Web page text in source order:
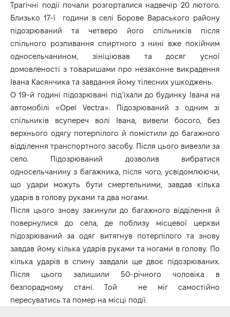
Трагічні події почали розгорталися надвечір 20 лютого.
Близько 17-ї години в селі Борове Вараського району
підозрюваний та четверо його спільників після
спільного розпивання спиртного з нині вже покійним
односельчанином, зініціював та досяг усної
домовленості з товаришами про незаконне викрадення
Івана Касянчика та завдання йому тілесних ушкоджень.
О 19-й годині підозрювані під’їхали до будинку Івана на
автомобілі «Opel Vectra». Підозрюваний з одним зі
спільників всупереч волі Івана, вивели босого, без
верхнього одягу потерпілого й помістили до багажного
відділення транспортного засобу. Після цього вивезли за
село. Підозрюваний дозволив вибратися
односельчанину з багажника, після чого, усвідомлюючи,
що удари можуть бути смертельними, завдав кілька
ударів в голову руками та два ногами.
Після цього знову закинули до багажного відділення й
повернулися до села, де поблизу місцевої церкви
підозрюваний за одяг витягнув потерпілого та знову
завдав йому кілька ударів руками та ногами в голову. По
кілька ударів в спину завдали ще двоє підозрюваних.
Після цього залишили 50-річного чоловіка в
безпорадному стані. Той не міг самостійно
пересуватись та помер на місці події.